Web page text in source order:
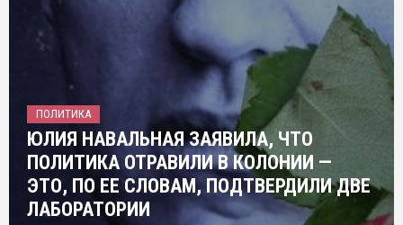
ПОЛИТИКА
ЮЛИЯ НАВАЛЬНАЯ ЗАЯВИЛА, ЧТО
ПОЛИТИКА ОТРАВИЛИ В КОЛОНИИ —
ЭТО, ПО ЕЕ СЛОВАМ, ПОДТВЕРДИЛИ ДВЕ
ЛАБОРАТОРИИ